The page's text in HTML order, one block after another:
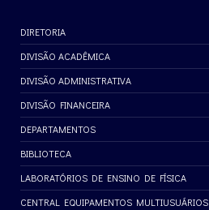
DIRETORIA
DIVISÃO ACADÊMICA
DIVISÃO ADMINISTRATIVA
DIVISÃO FINANCEIRA
DEPARTAMENTOS
BIBLIOTECA
LABORATÓRIOS DE ENSINO DE FÍSICA
CENTRAL EQUIPAMENTOS MULTIUSUÁRIOS